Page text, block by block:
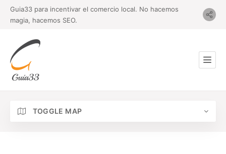
Guia33 para incentivar el comercio local. No hacemos
magia, hacemos SEO.
TOGGLE MAP